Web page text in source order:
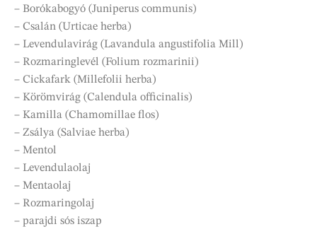
– Borókabogyó (Juniperus communis)
– Csalán (Urticae herba)
– Levendulavirág (Lavandula angustifolia Mill)
– Rozmaringlevél (Folium rozmarinii)
– Cickafark (Millefolii herba)
– Körömvirág (Calendula officinalis)
– Kamilla (Chamomillae flos)
– Zsálya (Salviae herba)
– Mentol
– Levendulaolaj
– Mentaolaj
– Rozmaringolaj
– parajdi sós iszap